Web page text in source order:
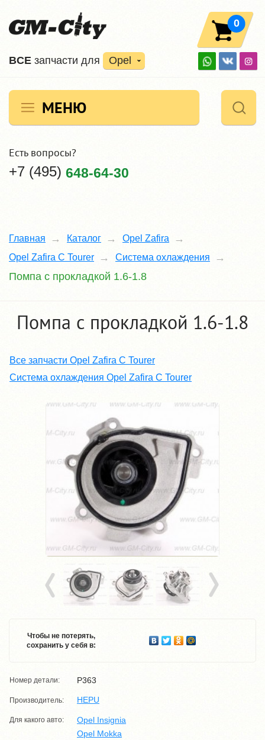
ВCE запчасти для Opel
0
МЕНЮ
Есть вопросы?
+7 (495) 648-64-30
Главная Каталог
Opel Zafira
Opel Zafira C Tourer
Система охлаждения
Помпа с прокладкой 1.6-1.8
Помпа с прокладкой 1.6-1.8
Все запчасти Opel Zafira C Tourer
Система охлаждения Opel Zafira C Tourer
Чтобы не потерять,
сохранить у себя в:
Номер детали: P363
Производитель: HEPU
Для какого авто:
Opel Insignia
Opel Mokka